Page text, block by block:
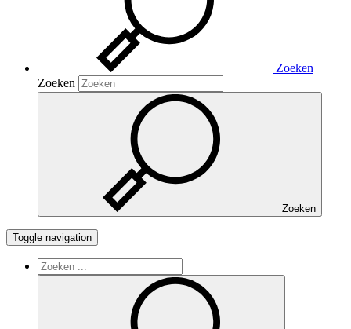
Zoeken
Zoeken
Zoeken
Toggle navigation